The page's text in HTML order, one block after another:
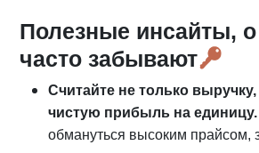
Полезные инсайты,
часто забывают
Считайте не только
чистую прибыль на единицу.
обмануться высоким прайсом,